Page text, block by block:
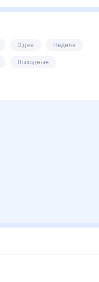
3 дня Неделя
Выходные